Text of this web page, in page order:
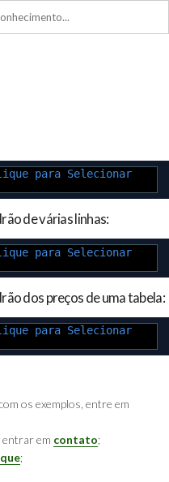
para Selecionar
de várias linhas:
para Selecionar
dos preços de uma tabela:
para Selecionar
os exemplos, entre em
entrar em contato;
;